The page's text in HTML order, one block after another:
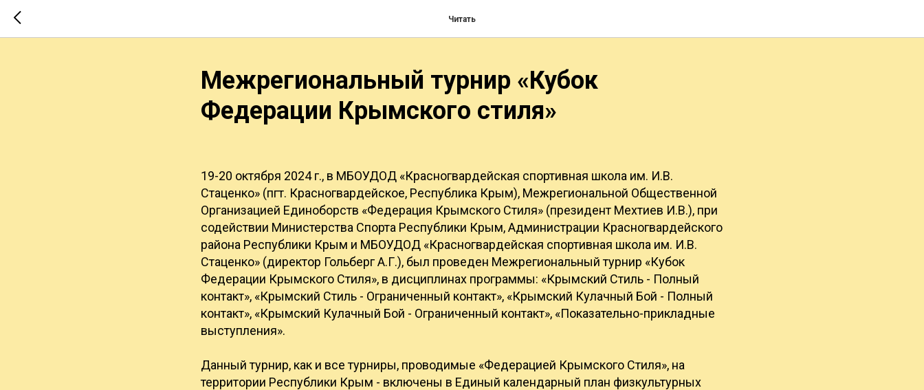
Читать
Межрегиональный турнир «Кубок
Федерации Крымского стиля»
19-20 октября 2024 г., в МБОУДОД «Красногвардейская спортивная школа им. И.В.
Стаценко» (пгт. Красногвардейское, Республика Крым), Межрегиональной Общественной
Организацией Единоборств «Федерация Крымского Стиля» (президент Мехтиев И.В.), при
содействии Министерства Спорта Республики Крым, Администрации Красногвардейского
района Республики Крым и МБОУДОД «Красногвардейская спортивная школа им. И.В.
Стаценко» (директор Гольберг А.Г.), был проведен Межрегиональный турнир «Кубок
Федерации Крымского Стиля», в дисциплинах программы: «Крымский Стиль - Полный
контакт», «Крымский Стиль - Ограниченный контакт», «Крымский Кулачный Бой - Полный
контакт», «Крымский Кулачный Бой - Ограниченный контакт», «Показательно-прикладные
выступления».
Данный турнир, как и все турниры, проводимые «Федерацией Крымского Стиля», на
территории Республики Крым - включены в Единый календарный план физкультурных